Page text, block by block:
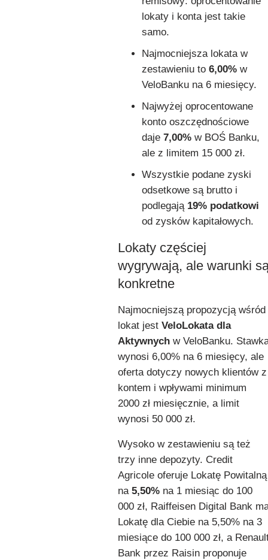
lokaty i konta jest takie
samo.
Najmocniejsza lokata w
zestawieniu to 6,00% w
VeloBanku na 6 miesięcy.
Najwyżej oprocentowane
konto oszczędnościowe
daje 7,00% w BOŚ Banku,
ale z limitem 15 000 zł.
Wszystkie podane zyski
odsetkowe są brutto i
podlegają 19% podatkowi
od zysków kapitałowych.
Lokaty częściej
wygrywają, ale warunki
konkretne
Najmocniejszą propozycją wśród
lokat jest VeloLokata dla
Aktywnych w VeloBanku.
wynosi 6,00% na 6 miesięcy, ale
oferta dotyczy nowych klientów z
kontem i wpływami minimum
2000 zł miesięcznie, a limit
wynosi 50 000 zł.
Wysoko w zestawieniu są też
trzy inne depozyty. Credit
Agricole oferuje Lokatę Powitalną
na 5,50% na 1 miesiąc do 100
000 zł, Raiffeisen Digital Bank
Lokatę dla Ciebie na 5,50% na 3
miesiące do 100 000 zł, a
Bank przez Raisin proponuje